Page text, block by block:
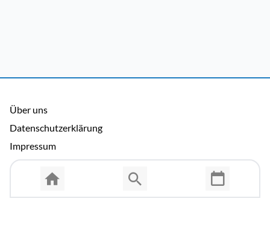
Über uns
Datenschutzerklärung
Impressum
Allgemeine Nutzungsbedingungen